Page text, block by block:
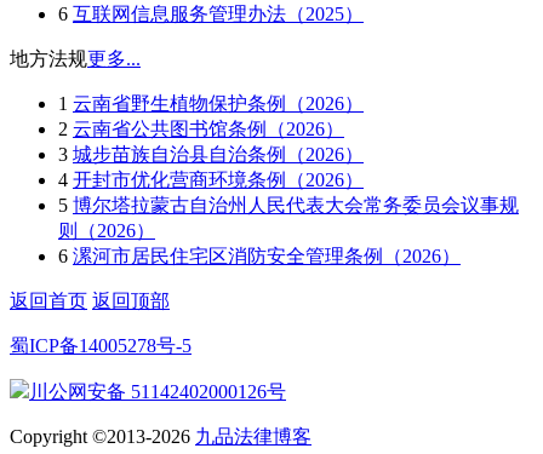
6 互联网信息服务管理办法（2025）
地方法规更多...
1 云南省野生植物保护条例（2026）
2 云南省公共图书馆条例（2026）
3 城步苗族自治县自治条例（2026）
4 开封市优化营商环境条例（2026）
5 博尔塔拉蒙古自治州人民代表大会常务委员会议事规
则（2026）
6 漯河市居民住宅区消防安全管理条例（2026）
返回首页 返回顶部
蜀ICP备14005278号-5
川公网安备 51142402000126号
Copyright ©2013-2026 九品法律博客